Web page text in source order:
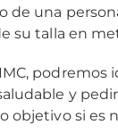
de una
su talla en
podremos
y
objetivo si es